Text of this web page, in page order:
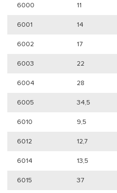
6000 11
6001 14
6002 17
6003 22
6004 28
6005 34,5
6010 9,5
6012 12,7
6014 13,5
6015 37